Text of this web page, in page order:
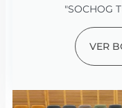
"SOCHOG
VER